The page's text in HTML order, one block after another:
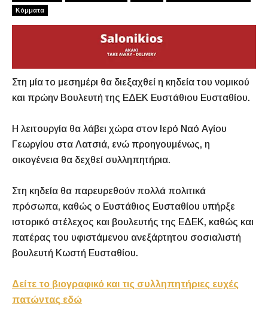
Κόμματα
Στη μία το μεσημέρι θα διεξαχθεί η κηδεία του νομικού
και πρώην Βουλευτή της ΕΔΕΚ Ευστάθιου Ευσταθίου.
Η λειτουργία θα λάβει χώρα στον Ιερό Ναό Αγίου
Γεωργίου στα Λατσιά, ενώ προηγουμένως, η
οικογένεια θα δεχθεί συλληπητήρια.
Στη κηδεία θα παρευρεθούν πολλά πολιτικά
πρόσωπα, καθώς ο Ευστάθιος Ευσταθίου υπήρξε
ιστορικό στέλεχος και βουλευτής της ΕΔΕΚ, καθώς και
πατέρας του υφιστάμενου ανεξάρτητου σοσιαλιστή
βουλευτή Κωστή Ευσταθίου.
Δείτε το βιογραφικό και τις συλληπητήριες ευχές
πατώντας εδώ